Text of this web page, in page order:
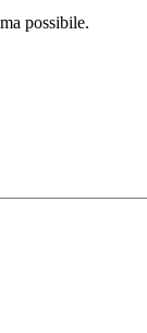
possibile.